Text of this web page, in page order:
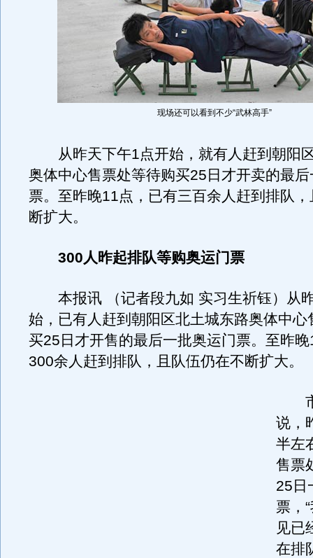
现场还可以看到不少“武林高手”
从昨天下午1点开始，就有人赶到朝阳
奥体中心售票处等待购买25日才开卖的最
票。至昨晚11点，已有三百余人赶到排队
断扩大。
300人昨起排队等购奥运门票
本报讯 （记者段九如 实习生祈钰）从
始，已有人赶到朝阳区北土城东路奥体中心
买25日才开售的最后一批奥运门票。至昨
300余人赶到排队，且队伍仍在不断扩大。
市
说，
半左
售票
25日
票，
见已
在排